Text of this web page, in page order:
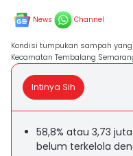
News Channel
Kondisi tumpukan sampah
Kecamatan Tembalang
Intinya Sih
58,8% atau 3,73
belum terkelola